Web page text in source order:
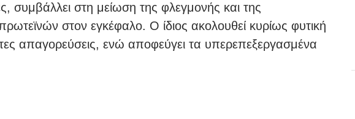
συμβάλλει στη μείωση της φλεγμονής και της
στον εγκέφαλο. Ο ίδιος ακολουθεί κυρίως φυτική
απαγορεύσεις, ενώ αποφεύγει τα υπερεπεξεργασμένα